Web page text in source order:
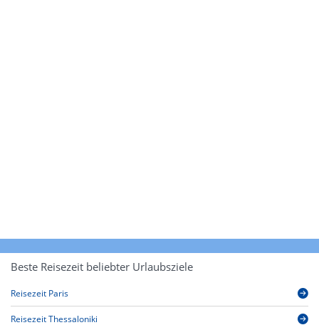
Beste Reisezeit beliebter Urlaubsziele
Reisezeit Paris
Reisezeit Thessaloniki